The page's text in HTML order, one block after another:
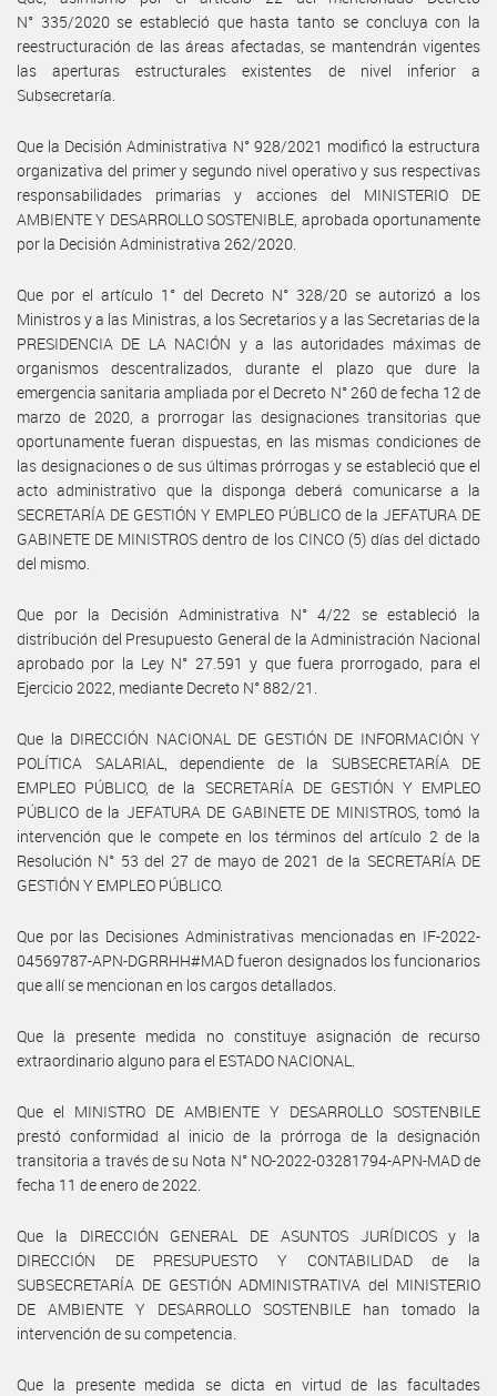
N° 335/2020 se estableció que hasta tanto se concluya con la
reestructuración de las áreas afectadas, se mantendrán vigentes
las aperturas estructurales existentes de nivel inferior a
Subsecretaría.
Que la Decisión Administrativa N° 928/2021 modificó la estructura
organizativa del primer y segundo nivel operativo y sus respectivas
responsabilidades primarias y acciones del MINISTERIO DE
AMBIENTE Y DESARROLLO SOSTENIBLE, aprobada oportunamente
por la Decisión Administrativa 262/2020.
Que por el artículo 1° del Decreto N° 328/20 se autorizó a los
Ministros y a las Ministras, a los Secretarios y a las Secretarias de la
PRESIDENCIA DE LA NACIÓN y a las autoridades máximas de
organismos descentralizados, durante el plazo que dure la
emergencia sanitaria ampliada por el Decreto N° 260 de fecha 12 de
marzo de 2020, a prorrogar las designaciones transitorias que
oportunamente fueran dispuestas, en las mismas condiciones de
las designaciones o de sus últimas prórrogas y se estableció que el
acto administrativo que la disponga deberá comunicarse a la
SECRETARÍA DE GESTIÓN Y EMPLEO PÚBLICO de la JEFATURA DE
GABINETE DE MINISTROS dentro de los CINCO (5) días del dictado
del mismo.
Que por la Decisión Administrativa N° 4/22 se estableció la
distribución del Presupuesto General de la Administración Nacional
aprobado por la Ley N° 27.591 y que fuera prorrogado, para el
Ejercicio 2022, mediante Decreto N° 882/21.
Que la DIRECCIÓN NACIONAL DE GESTIÓN DE INFORMACIÓN Y
POLÍTICA SALARIAL, dependiente de la SUBSECRETARÍA DE
EMPLEO PÚBLICO, de la SECRETARÍA DE GESTIÓN Y EMPLEO
PÚBLICO de la JEFATURA DE GABINETE DE MINISTROS, tomó la
intervención que le compete en los términos del artículo 2 de la
Resolución N° 53 del 27 de mayo de 2021 de la SECRETARÍA DE
GESTIÓN Y EMPLEO PÚBLICO.
Que por las Decisiones Administrativas mencionadas en IF-2022-
04569787-APN-DGRRHH#MAD fueron designados los funcionarios
que allí se mencionan en los cargos detallados.
Que la presente medida no constituye asignación de recurso
extraordinario alguno para el ESTADO NACIONAL.
Que el MINISTRO DE AMBIENTE Y DESARROLLO SOSTENBILE
prestó conformidad al inicio de la prórroga de la designación
transitoria a través de su Nota N° NO-2022-03281794-APN-MAD de
fecha 11 de enero de 2022.
Que la DIRECCIÓN GENERAL DE ASUNTOS JURÍDICOS y la
DIRECCIÓN DE PRESUPUESTO Y CONTABILIDAD de la
SUBSECRETARÍA DE GESTIÓN ADMINISTRATIVA del MINISTERIO
DE AMBIENTE Y DESARROLLO SOSTENBILE han tomado la
intervención de su competencia.
Que la presente medida se dicta en virtud de las facultades